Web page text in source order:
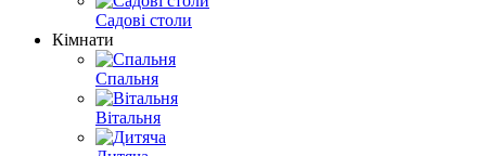
Садові столи
Кімнати
Спальня
Вітальня